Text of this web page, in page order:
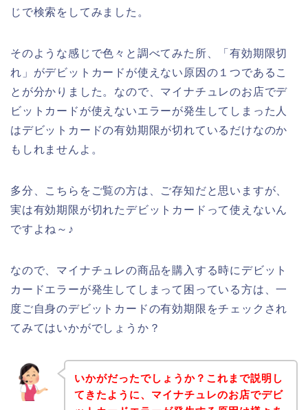
じで検索をしてみました。
そのような感じで色々と調べてみた所、「有効期限切
れ」がデビットカードが使えない原因の１つであるこ
とが分かりました。なので、マイナチュレのお店でデ
ビットカードが使えないエラーが発生してしまった人
はデビットカードの有効期限が切れているだけなのか
もしれませんよ。
多分、こちらをご覧の方は、ご存知だと思いますが、
実は有効期限が切れたデビットカードって使えないん
ですよね～♪
なので、マイナチュレの商品を購入する時にデビット
カードエラーが発生してしまって困っている方は、一
度ご自身のデビットカードの有効期限をチェックされ
てみてはいかがでしょうか？
いかがだったでしょうか？これまで説明し
てきたように、マイナチュレのお店でデビ